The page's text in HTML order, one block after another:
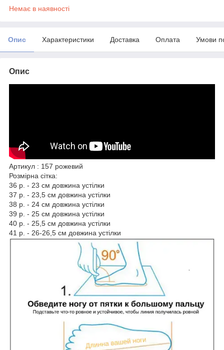
Немає в наявності
Опис Характеристики Доставка Оплата Умови
Опис
Артикул : 157 рожевий
Розмірна сітка:
36 р. - 23 см довжина устілки
37 р. - 23,5 см довжина устілки
38 р. - 24 см довжина устілки
39 р. - 25 см довжина устілки
40 р. - 25,5 см довжина устілки
41 р. - 26-26,5 см довжина устілки